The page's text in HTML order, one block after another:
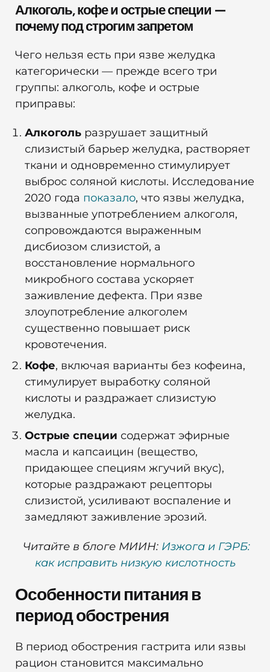
Алкоголь, кофе и острые специи —
почему под строгим запретом
Чего нельзя есть при язве желудка
категорически — прежде всего три
группы: алкоголь, кофе и острые
приправы:
Алкоголь разрушает защитный
слизистый барьер желудка, растворяет
ткани и одновременно стимулирует
выброс соляной кислоты. Исследование
2020 года показало, что язвы желудка,
вызванные употреблением алкоголя,
сопровождаются выраженным
дисбиозом слизистой, а
восстановление нормального
микробного состава ускоряет
заживление дефекта. При язве
злоупотребление алкоголем
существенно повышает риск
кровотечения.
Кофе, включая варианты без кофеина,
стимулирует выработку соляной
кислоты и раздражает слизистую
желудка.
Острые специи содержат эфирные
масла и капсаицин (вещество,
придающее специям жгучий вкус),
которые раздражают рецепторы
слизистой, усиливают воспаление и
замедляют заживление эрозий.
Читайте в блоге МИИН: Изжога и ГЭРБ:
как исправить низкую кислотность
Особенности питания в
период обострения
В период обострения гастрита или язвы
рацион становится максимально